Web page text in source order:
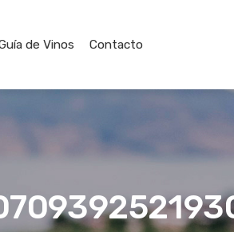
de Vinos Contacto